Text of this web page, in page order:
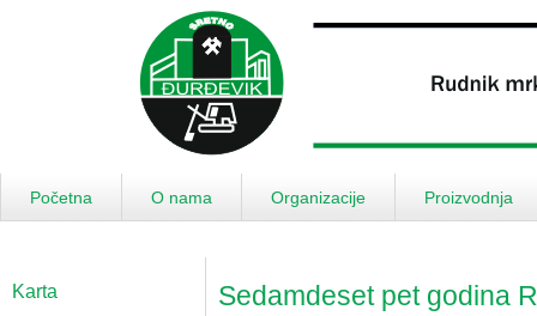
Početna O nama Organizacije Proizvodnja
Karta Sedamdeset pet godina